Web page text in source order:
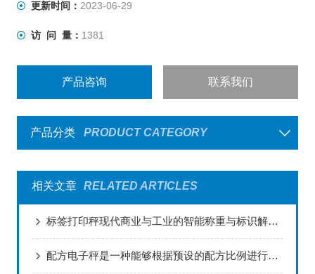
更新时间： 2023-06-29
访 问 量： 1381
产品咨询 联系我们
产品分类 PRODUCT CATEGORY
相关文章 RELATED ARTICLES
标签打印秤现代商业与工业的智能称重与标识解决方案
配方电子秤是一种能够根据预设的配方比例进行精确称重的电子秤